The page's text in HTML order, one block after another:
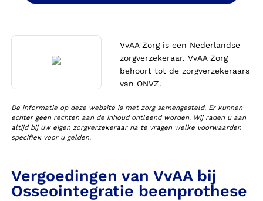
VvAA Zorg is een Nederlandse
zorgverzekeraar. VvAA Zorg
behoort tot de zorgverzekeraars
van ONVZ.
De informatie op deze website is met zorg samengesteld. Er kunnen
echter geen rechten aan de inhoud ontleend worden. Wij raden u aan
altijd bij uw eigen zorgverzekeraar na te vragen welke voorwaarden
specifiek voor u gelden.
Vergoedingen van VvAA bij
Osseointegratie beenprothese